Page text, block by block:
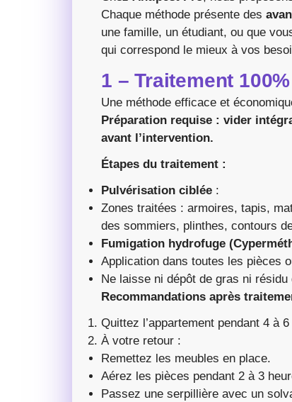
Chaque méthode présente des
une famille, un étudiant, ou que
qui correspond le mieux à vos
1 – Traitement
Une méthode efficace et
Préparation requise : vider
avant l’intervention.
Étapes du traitement :
Pulvérisation ciblée :
Zones traitées : armoires, tapis,
des sommiers, plinthes, contours
Fumigation hydrofuge
Application dans toutes les pièces
Ne laisse ni dépôt de gras ni résidu
Recommandations après
Quittez l’appartement pendant 4 à
À votre retour :
Remettez les meubles en place.
Aérez les pièces pendant 2 à 3
Passez une serpillière avec un